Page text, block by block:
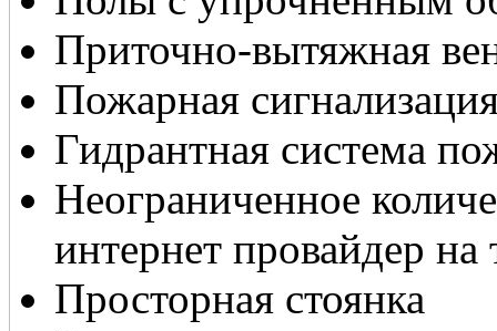
Приточно-вытяжная
Пожарная
Гидрантная система
Неограниченное
интернет провайдер на
Просторная стоянка